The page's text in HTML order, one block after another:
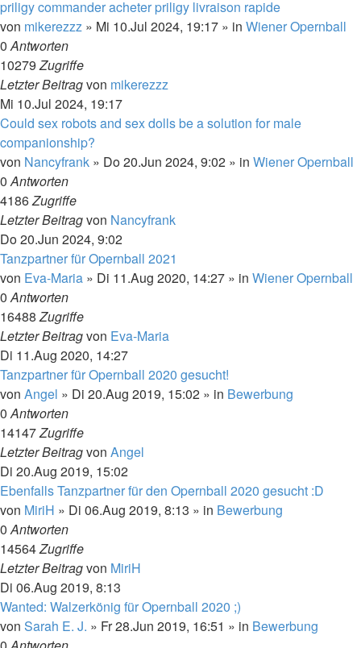
priligy commander acheter priligy livraison rapide
von mikerezzz » Mi 10.Jul 2024, 19:17 » in Wiener Opernball
0Antworten
10279Zugriffe
Letzter Beitragvon mikerezzz
Mi 10.Jul 2024, 19:17
Could sex robots and sex dolls be a solution for male
companionship?
von Nancyfrank » Do 20.Jun 2024, 9:02 » in Wiener Opernball
0Antworten
4186Zugriffe
Letzter Beitragvon Nancyfrank
Do 20.Jun 2024, 9:02
Tanzpartner für Opernball 2021
von Eva-Maria » Di 11.Aug 2020, 14:27 » in Wiener Opernball
0Antworten
16488Zugriffe
Letzter Beitragvon Eva-Maria
Di 11.Aug 2020, 14:27
Tanzpartner für Opernball 2020 gesucht!
von Angel » Di 20.Aug 2019, 15:02 » in Bewerbung
0Antworten
14147Zugriffe
Letzter Beitragvon Angel
Di 20.Aug 2019, 15:02
Ebenfalls Tanzpartner für den Opernball 2020 gesucht :D
von MiriH » Di 06.Aug 2019, 8:13 » in Bewerbung
0Antworten
14564Zugriffe
Letzter Beitragvon MiriH
Di 06.Aug 2019, 8:13
Wanted: Walzerkönig für Opernball 2020 ;)
von Sarah E. J. » Fr 28.Jun 2019, 16:51 » in Bewerbung